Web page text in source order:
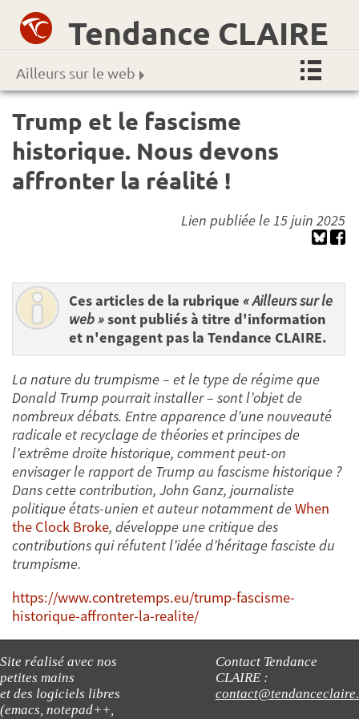
Tendance CLAIRE
Ailleurs sur le web
Trump et le fascisme
historique. Nous devons
affronter la réalité !
Lien publiée le 15 juin 2025
Ces articles de la rubrique « Ailleurs sur le
web »sont publiés à titre d'information
et n'engagent pas la Tendance CLAIRE.
La nature du trumpisme – et le type de régime que
Donald Trump pourrait installer – sont l’objet de
nombreux débats. Entre apparence d’une nouveauté
radicale et recyclage de théories et principes de
l’extrême droite historique, comment peut-on
envisager le rapport de Trump au fascisme historique ?
Dans cette contribution, John Ganz, journaliste
politique états-unien et auteur notamment deWhen
the Clock Broke, développe une critique des
contributions qui réfutent l’idée d’héritage fasciste du
trumpisme.
https://www.contretemps.eu/trump-fascisme-
historique-affronter-la-realite/
Site réalisé avec nos
petites mains
et des logiciels libres
(emacs, notepad++,
Contact Tendance
CLAIRE :